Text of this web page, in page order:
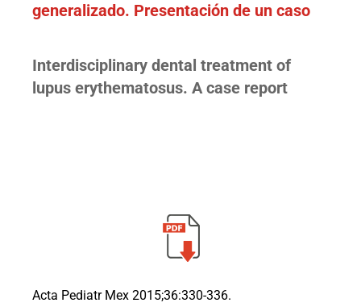
generalizado. Presentación de un caso
Interdisciplinary dental treatment of
lupus erythematosus. A case report
Acta Pediatr Mex 2015;36:330-336.